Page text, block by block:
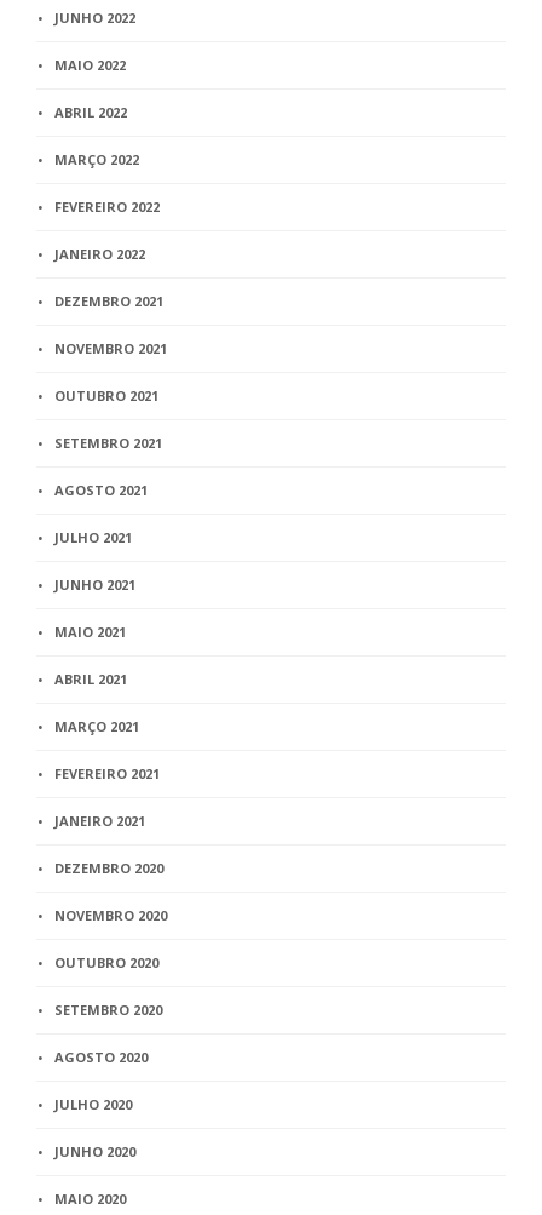
JUNHO 2022
MAIO 2022
ABRIL 2022
MARÇO 2022
FEVEREIRO 2022
JANEIRO 2022
DEZEMBRO 2021
NOVEMBRO 2021
OUTUBRO 2021
SETEMBRO 2021
AGOSTO 2021
JULHO 2021
JUNHO 2021
MAIO 2021
ABRIL 2021
MARÇO 2021
FEVEREIRO 2021
JANEIRO 2021
DEZEMBRO 2020
NOVEMBRO 2020
OUTUBRO 2020
SETEMBRO 2020
AGOSTO 2020
JULHO 2020
JUNHO 2020
MAIO 2020